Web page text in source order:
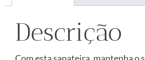
Descrição